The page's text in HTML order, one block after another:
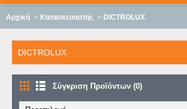
Αρχική Κατασκευαστής DICTROLUX
DICTROLUX
Σύγκριση Προϊόντων (0)